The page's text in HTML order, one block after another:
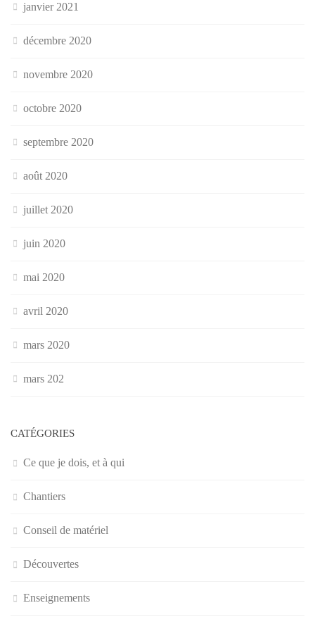
janvier 2021
décembre 2020
novembre 2020
octobre 2020
septembre 2020
août 2020
juillet 2020
juin 2020
mai 2020
avril 2020
mars 2020
mars 202
CATÉGORIES
Ce que je dois, et à qui
Chantiers
Conseil de matériel
Découvertes
Enseignements